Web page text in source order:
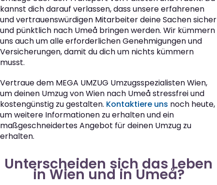
kannst dich darauf verlassen, dass unsere erfahrenen
und vertrauenswürdigen Mitarbeiter deine Sachen sicher
und pünktlich nach Umeå bringen werden. Wir kümmern
uns auch um alle erforderlichen Genehmigungen und
Versicherungen, damit du dich um nichts kümmern
musst.
Vertraue dem MEGA UMZUG Umzugsspezialisten Wien,
um deinen Umzug von Wien nach Umeå stressfrei und
kostengünstig zu gestalten. Kontaktiere uns noch heute,
um weitere Informationen zu erhalten und ein
maßgeschneidertes Angebot für deinen Umzug zu
erhalten.
Unterscheiden sich das Leben
in Wien und in Umeå?